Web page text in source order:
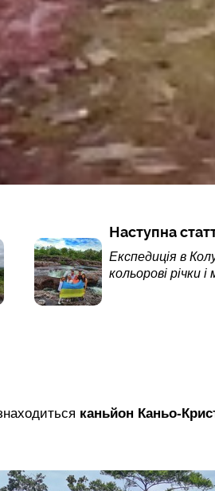
Наступна
Експедиція в
кольорові річки і
каньйон Каньо-